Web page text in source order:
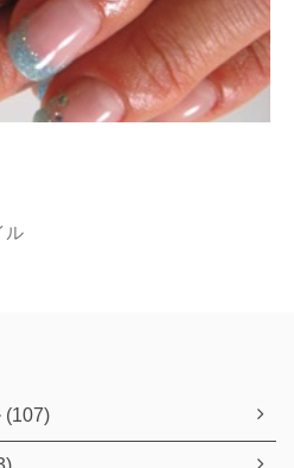
ル
(107)